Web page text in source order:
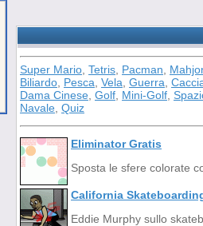
Super Mario Tetris Pacman
Biliardo Pesca Vela Guerra
Dama Cinese Golf Mini-Golf
Navale Quiz
Eliminator Gratis
Sposta le sfere colorate
California
Eddie Murphy sullo